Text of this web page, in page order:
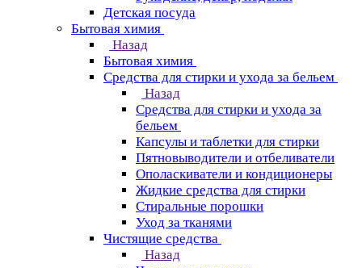
Детская посуда
Бытовая химия
Назад
Бытовая химия
Средства для стирки и ухода за бельем
Назад
Средства для стирки и ухода за
бельем
Капсулы и таблетки для стирки
Пятновыводители и отбеливатели
Ополаскиватели и кондиционеры
Жидкие средства для стирки
Стиральные порошки
Уход за тканями
Чистящие средства
Назад